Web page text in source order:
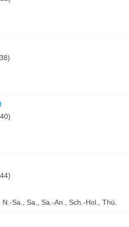
44)
Sa., Sa., Sa.-An., Sch.-Hol., Thü.